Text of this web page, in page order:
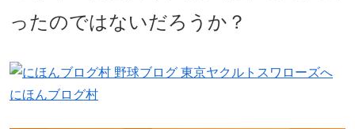
ったのではないだろうか？
にほんブログ村